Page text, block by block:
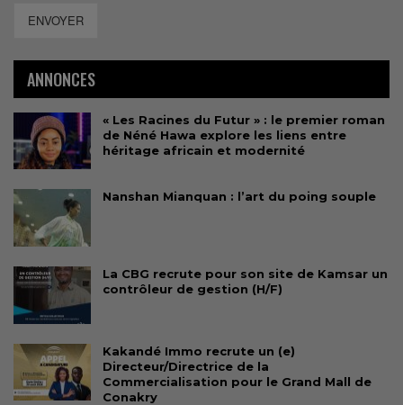
ENVOYER
ANNONCES
« Les Racines du Futur » : le premier roman
de Néné Hawa explore les liens entre
héritage africain et modernité
Nanshan Mianquan : l’art du poing souple
La CBG recrute pour son site de Kamsar un
contrôleur de gestion (H/F)
Kakandé Immo recrute un (e)
Directeur/Directrice de la
Commercialisation pour le Grand Mall de
Conakry